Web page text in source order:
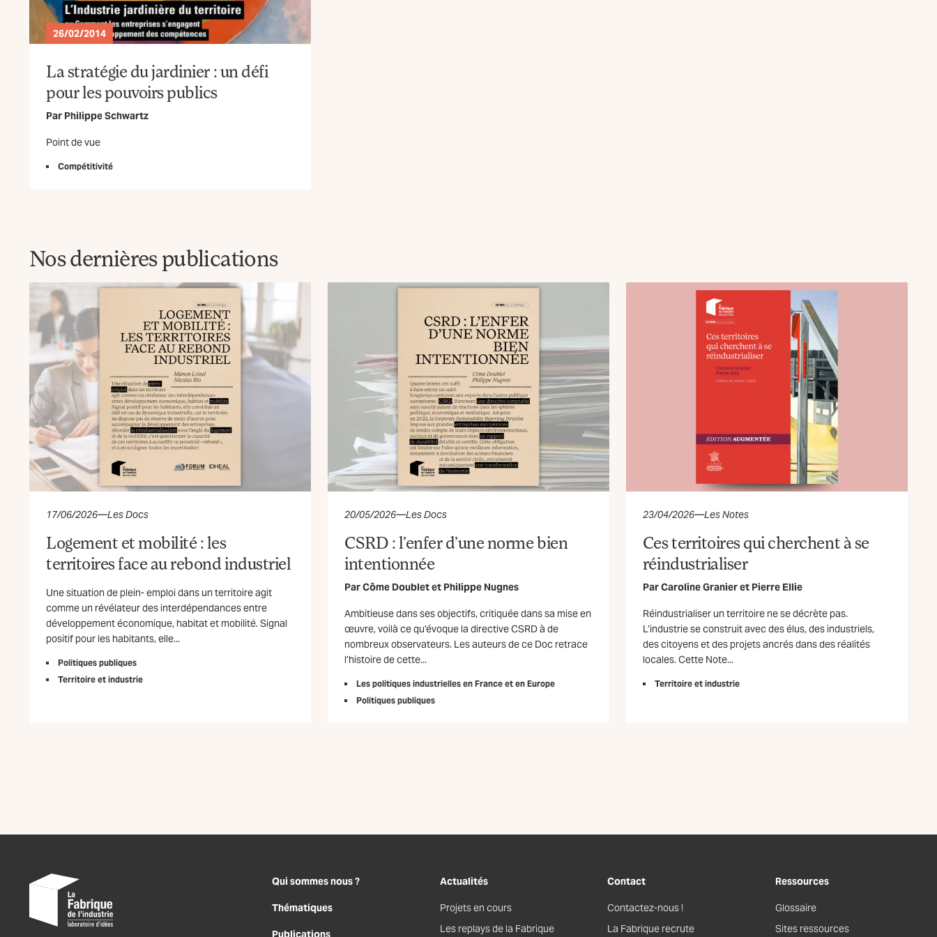
26/02/2014
La stratégie du jardinier : un défi
pour les pouvoirs publics
Par Philippe Schwartz
Point de vue
Compétitivité
Nos dernières publications
17/06/2026—Les Docs
Logement et mobilité : les
territoires face au rebond industriel
Une situation de plein- emploi dans un territoire agit
comme un révélateur des interdépendances entre
développement économique, habitat et mobilité. Signal
positif pour les habitants, elle...
Politiques publiques
Territoire et industrie
20/05/2026—Les Docs
CSRD : l’enfer d’une norme bien
intentionnée
ParCôme Doubletet Philippe Nugnes
Ambitieuse dans ses objectifs, critiquée dans sa mise en
œuvre, voilà ce qu’évoque la directive CSRD à de
nombreux observateurs. Les auteurs de ce Doc retrace
l’histoire de cette...
Les politiques industrielles en France et en Europe
Politiques publiques
23/04/2026—Les Notes
Ces territoires qui cherchent à se
réindustrialiser
ParCaroline Granieret Pierre Ellie
Réindustrialiser un territoire ne se décrète pas.
L’industrie se construit avec des élus, des industriels,
des citoyens et des projets ancrés dans des réalités
locales. Cette Note...
Territoire et industrie
Qui sommes nous ?
Thématiques
Publications
Actualités
Projets en cours
Les replays de la Fabrique
Contact
Contactez-nous !
La Fabrique recrute
Ressources
Glossaire
Sites ressources